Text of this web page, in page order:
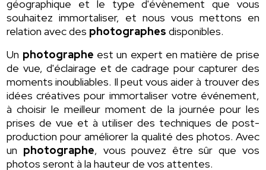
géographique et le type d'évènement que vous
souhaitez immortaliser, et nous vous mettons en
relation avec des photographes disponibles.
Un photographe est un expert en matière de prise
de vue, d'éclairage et de cadrage pour capturer des
moments inoubliables. Il peut vous aider à trouver des
idées créatives pour immortaliser votre événement,
à choisir le meilleur moment de la journée pour les
prises de vue et à utiliser des techniques de post-
production pour améliorer la qualité des photos. Avec
un photographe, vous pouvez être sûr que vos
photos seront à la hauteur de vos attentes.